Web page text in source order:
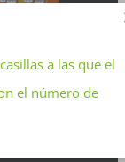
(TDAH)
a las que el
el número de